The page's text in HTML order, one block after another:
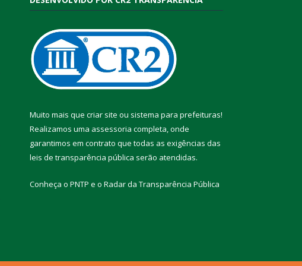
Muito mais que criar site ou sistema para prefeituras!
Realizamos uma assessoria completa, onde
garantimos em contrato que todas as exigências das
leis de transparência pública serão atendidas.
Conheça o PNTP e o Radar da Transparência Pública